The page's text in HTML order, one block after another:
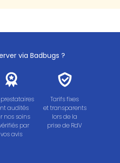
via Badbugs ?
prestataires
audités
nos soins
par
vos avis
Tarifs fixes
et transparents
lors de la
prise de RdV